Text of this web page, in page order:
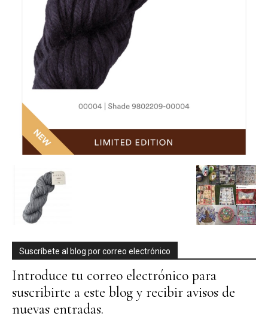
Suscríbete al blog por correo electrónico
Introduce tu correo electrónico para
suscribirte a este blog y recibir avisos de
nuevas entradas.